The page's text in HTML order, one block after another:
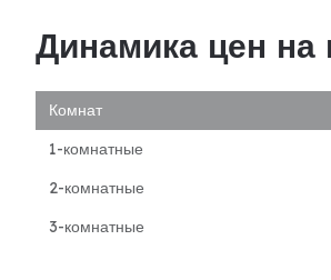
Динамика цен на
Комнат
1-комнатные
2-комнатные
3-комнатные